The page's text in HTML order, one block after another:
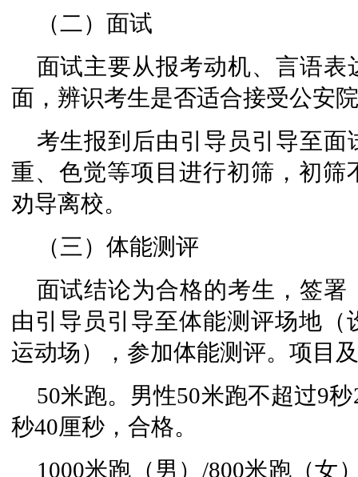
（二）面试
面试主要从报考动机、言语
面，辨识考生是否适合接受公安
考生报到后由引导员引导至
重、色觉等项目进行初筛，初
劝导离校。
（三）体能测评
面试结论为合格的考生，签
由引导员引导至体能测评场地
运动场），参加体能测评。项目
50米跑。男性50米跑不超过9
秒40厘秒，合格。
1000米跑（男）/800米跑（女